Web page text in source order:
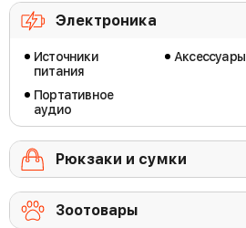
Электроника
Источники
питания
Портативное
аудио
Аксессуары
Рюкзаки и сумки
Зоотовары